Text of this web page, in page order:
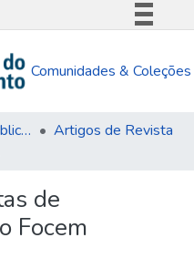
Comunica BR
Acesso à informação
Comunidades & Coleções
Navegar por Tipo de Publicação
Artigos de Revista
de
Focem